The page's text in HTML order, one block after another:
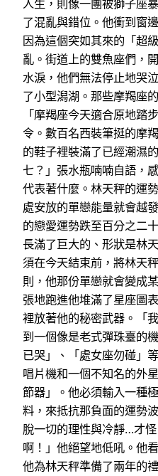
人生，則像一團被獅子座
了混亂與錯位。他衝到窗
因為這個突如其來的「超
亂。街道上的雙魚座們，
水淚，他們無法停止地哭
了小型潟湖。那些摩羯座
「摩羯座今天適合原地踏
令。數百名西裝筆挺的摩
的鞋子裡裝滿了已經潮濕
七？」張水瓶喃喃自語，
代表著什麼。林天秤的運
處安放的單戀能量就會越
的戀愛運勢跌至百分之二
長滿了巨大的、形狀是林
須在今天結束前，將林天
則，他那份單戀就會變成
張地跑進他堆滿了星座圖
裡放著他的秘密武器。「
到一個像是老式彈珠臺的
已哭」、「處女座勿碰」
唱片機和一個不知名的外
節器」。他必須輸入一種
料，來抵抗那負面的運勢
脫一切的理性與冷靜…才
啊！」他絕望地低吼。他
他為林天秤準備了兩年的